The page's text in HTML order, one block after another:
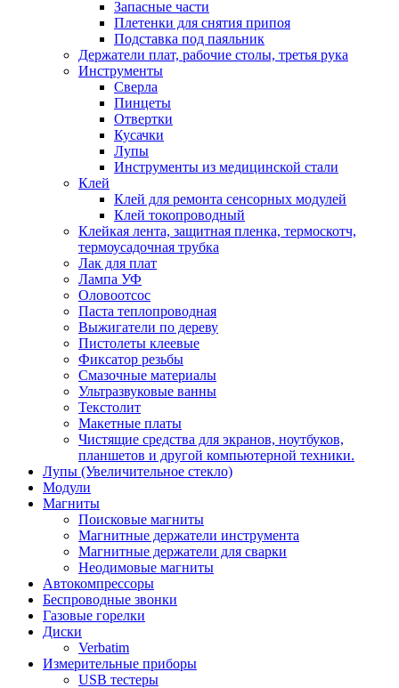
Запасные части
Плетенки для снятия припоя
Подставка под паяльник
Держатели плат, рабочие столы, третья рука
Инструменты
Сверла
Пинцеты
Отвертки
Кусачки
Лупы
Инструменты из медицинской стали
Клей
Клей для ремонта сенсорных модулей
Клей токопроводный
Клейкая лента, защитная пленка, термоскотч,
термоусадочная трубка
Лак для плат
Лампа УФ
Оловоотсос
Паста теплопроводная
Выжигатели по дереву
Пистолеты клеевые
Фиксатор резьбы
Смазочные материалы
Ультразвуковые ванны
Текстолит
Макетные платы
Чистящие средства для экранов, ноутбуков,
планшетов и другой компьютерной техники.
Лупы (Увеличительное стекло)
Модули
Магниты
Поисковые магниты
Магнитные держатели инструмента
Магнитные держатели для сварки
Неодимовые магниты
Автокомпрессоры
Беспроводные звонки
Газовые горелки
Диски
Verbatim
Измерительные приборы
USB тестеры